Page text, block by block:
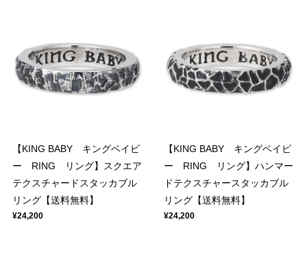
【KING BABY キングベイビ
ー RING リング】スクエア
テクスチャードスタッカブル
リング【送料無料】
¥24,200
【KING BABY キングベイビ
ー RING リング】ハンマー
ドテクスチャースタッカブル
リング【送料無料】
¥24,200